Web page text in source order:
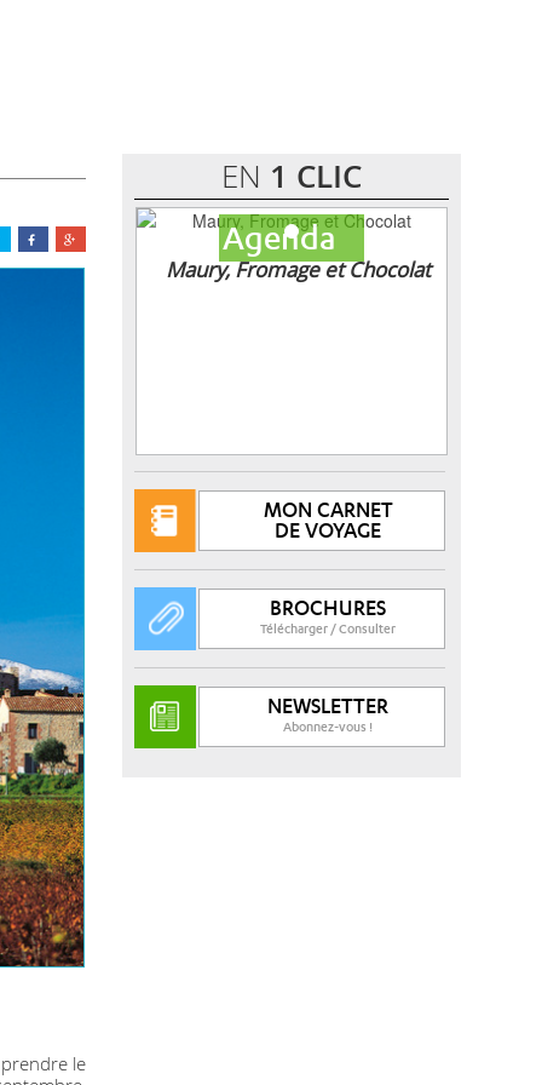
le
EN 1 CLIC
Agenda
Maury, Fromage et Chocolat
MON CARNET
DE VOYAGE
BROCHURES
Télécharger / Consulter
NEWSLETTER
Abonnez-vous !